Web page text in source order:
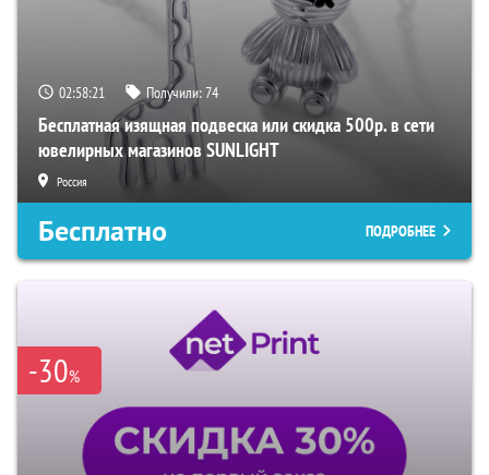
02:58:20 Получили:74
Бесплатная изящная подвеска или скидка 500р. в сети
ювелирных магазинов SUNLIGHT
Россия
Бесплатно ПОДРОБНЕЕ
-30%